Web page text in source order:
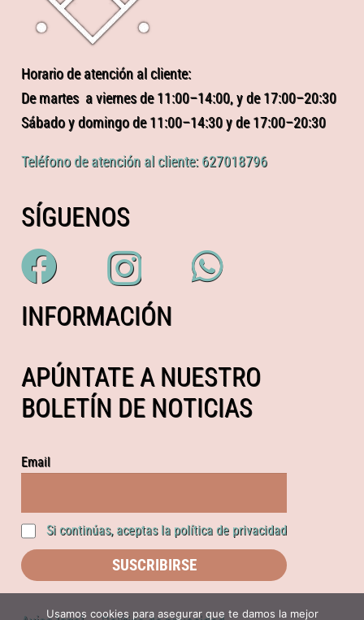
Horario de atención al cliente:
De martes a viernes de 11:00–14:00, y de 17:00–20:30
Sábado y domingo de 11:00–14:30 y de 17:00–20:30
Teléfono de atención al cliente: 627018796
SÍGUENOS
INFORMACIÓN
APÚNTATE A NUESTRO
BOLETÍN DE NOTICIAS
Email
Si continúas, aceptas la política de privacidad
Usamos cookies para asegurar que te damos la mejor